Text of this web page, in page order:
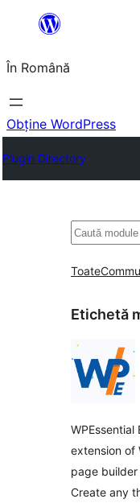
conținut
În Română
Obține WordPress
Plugin Directory
Caută
Toate
Etichetă
WPEssential
extension of
page builder
Create any